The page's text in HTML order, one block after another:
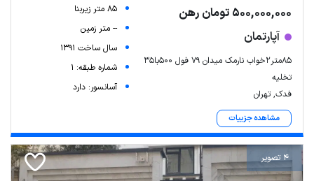
500,000,000 تومان رهن
آپارتمان
85متر2خواب نارمک میدان 79 فول 500با35
تخلیه
فدک, تهران
مشاهده جزییات
85 متر زیربنا
-- متر زمین
سال ساخت 1391
شماره طبقه: 1
آسانسور: دارد
4 تصویر